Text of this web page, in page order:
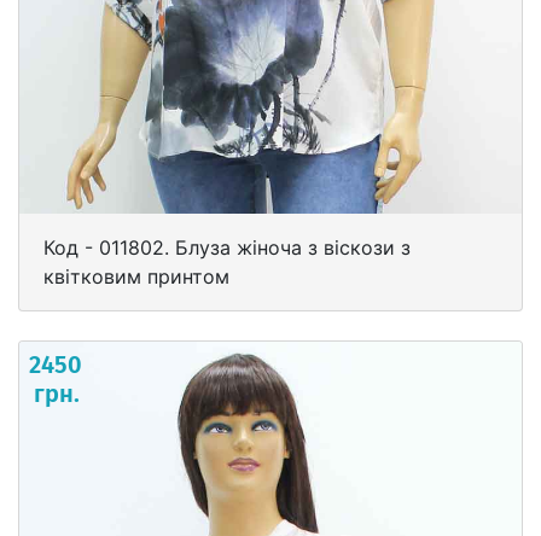
Код - 011802. Блуза жіноча з віскози з
квітковим принтом
2450
грн.